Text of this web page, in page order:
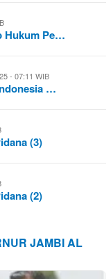
Hukum Pe…
- 07:11 WIB
…
(3)
(2)
JAMBI AL